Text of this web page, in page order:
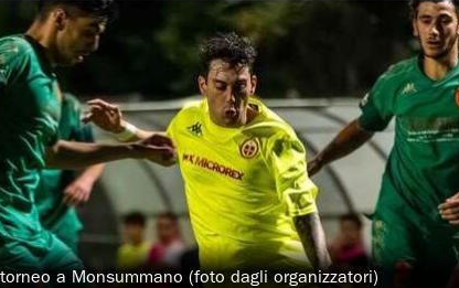
a Monsummano (foto dagli organizzatori)